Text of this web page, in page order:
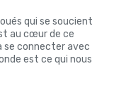
qui se soucient
au cœur de ce
se connecter avec
est ce qui nous